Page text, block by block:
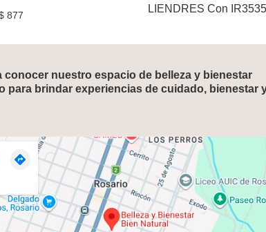
877
LIENDRES Con
conocer nuestro espacio de belleza y bienestar
para brindar experiencias de cuidado, bienestar